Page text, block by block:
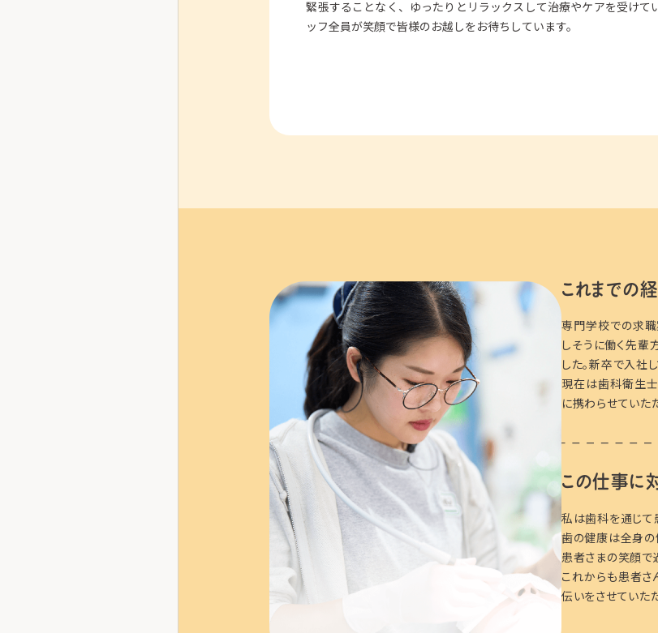
緊張することなく、ゆったりとリラックスして治療やケアを受けて
ッフ全員が笑顔で皆様のお越しをお待ちしています。
これまでの
専門学校での求職
しそうに働く先輩
した。新卒で入社
現在は歯科衛生
に携わらせていた
この仕事に
私は歯科を通じて
歯の健康は全身の
患者さまの笑顔で
これからも患者さ
伝いをさせていた